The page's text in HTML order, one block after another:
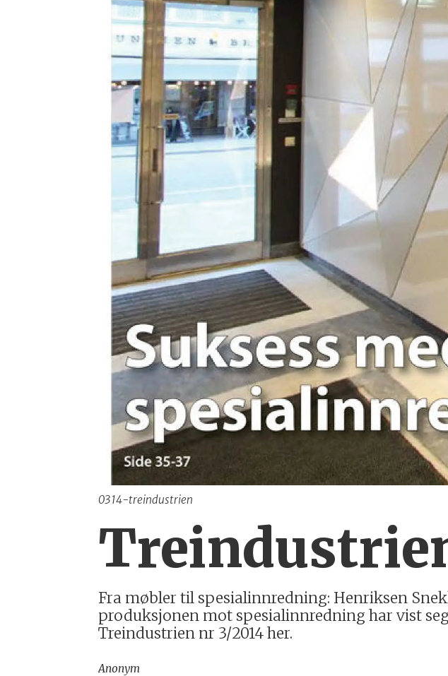
0314-treindustrien
Fra møbler til spesialinnredning: Henriksen
produksjonen mot spesialinnredning har vist
Treindustrien nr 3/2014 her.
Anonym